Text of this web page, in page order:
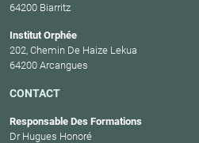
64200 Biarritz
Institut Orphée
202, Chemin De Haize Lekua
64200 Arcangues
CONTACT
Responsable Des Formations
Dr Hugues Honoré